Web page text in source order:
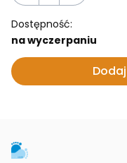
Dostępność:
na wyczerpaniu